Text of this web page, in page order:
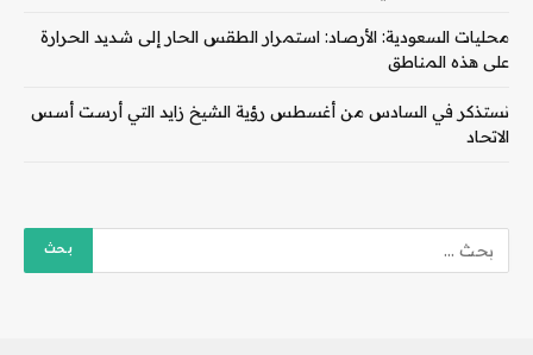
محليات السعودية: الأرصاد: استمرار الطقس الحار إلى شديد الحرارة
على هذه المناطق
نستذكر في السادس من أغسطس رؤية الشيخ زايد التي أرست أسس
الاتحاد